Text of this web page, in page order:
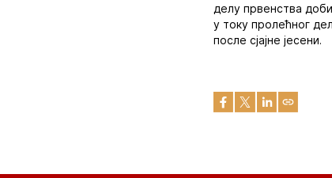
делу првенства
у току пролећног
после сјајне јесени.